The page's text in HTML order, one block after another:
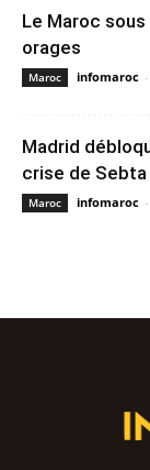
Le Maroc
orages
Maroc infomaroc -
Madrid
crise de Sebta
Maroc infomaroc -